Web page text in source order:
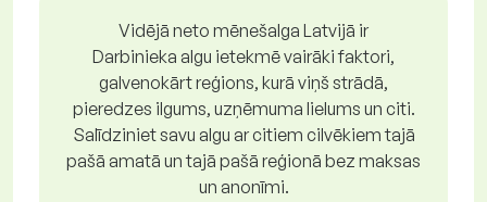
Vidējā neto mēnešalga Latvijā ir
Darbinieka algu ietekmē vairāki faktori,
galvenokārt reģions, kurā viņš strādā,
pieredzes ilgums, uzņēmuma lielums un citi.
Salīdziniet savu algu ar citiem cilvēkiem tajā
pašā amatā un tajā pašā reģionā bez maksas
un anonīmi.